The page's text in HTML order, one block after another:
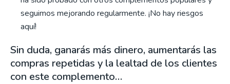
seguimos mejorando regularmente. ¡No hay riesgos
aquí!
Sin duda, ganarás más dinero, aumentarás las
compras repetidas y la lealtad de los clientes
con este complemento…